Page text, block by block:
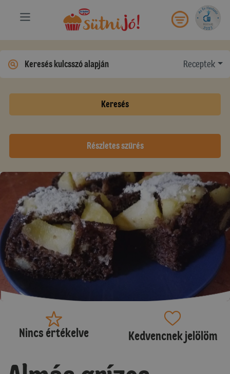
Receptek
Keresés
Részletes szűrés
Nincs értékelve Kedvencnek jelölöm